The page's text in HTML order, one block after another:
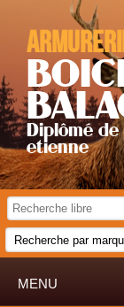
Diplômé
etienne
MENU